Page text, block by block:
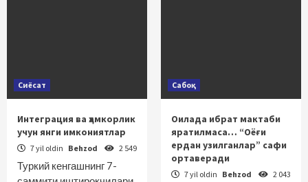
Сиёсат
Интеграция ва ҳамкорлик
учун янги имкониятлар
7 yil oldin Behzod 2 549
Туркий кенгашнинг 7-
Сабоқ
Оилада ибрат мактаби
яратилмаса… “Оёғи
ердан узилганлар” сафи
ортаверади
7 yil oldin Behzod 2 043